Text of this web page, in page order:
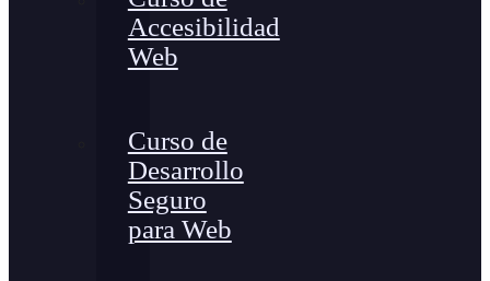
Accesibilidad
Web
Curso de
Desarrollo
Seguro
para Web